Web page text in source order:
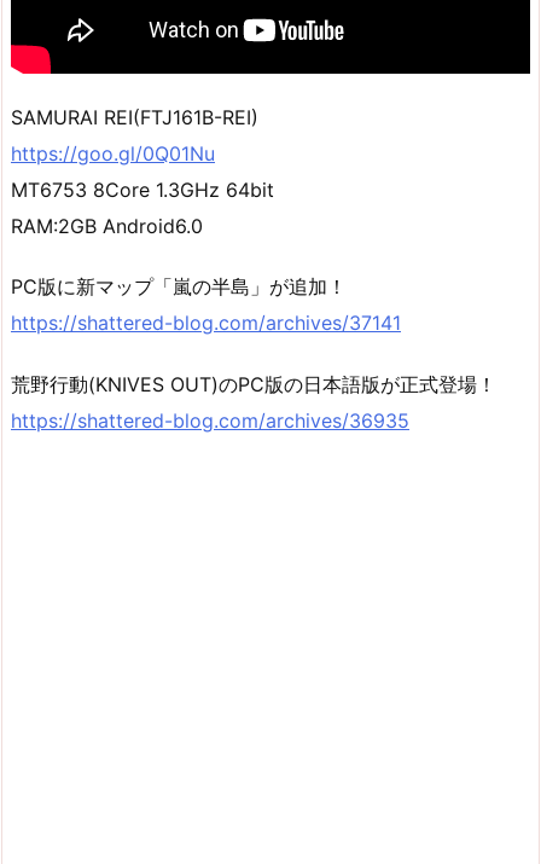
SAMURAI REI(FTJ161B-REI)
https://goo.gl/0Q01Nu
MT6753 8Core 1.3GHz 64bit
RAM:2GB Android6.0
PC版に新マップ「嵐の半島」が追加！
https://shattered-blog.com/archives/37141
荒野行動(KNIVES OUT)のPC版の日本語版が正式登場！
https://shattered-blog.com/archives/36935